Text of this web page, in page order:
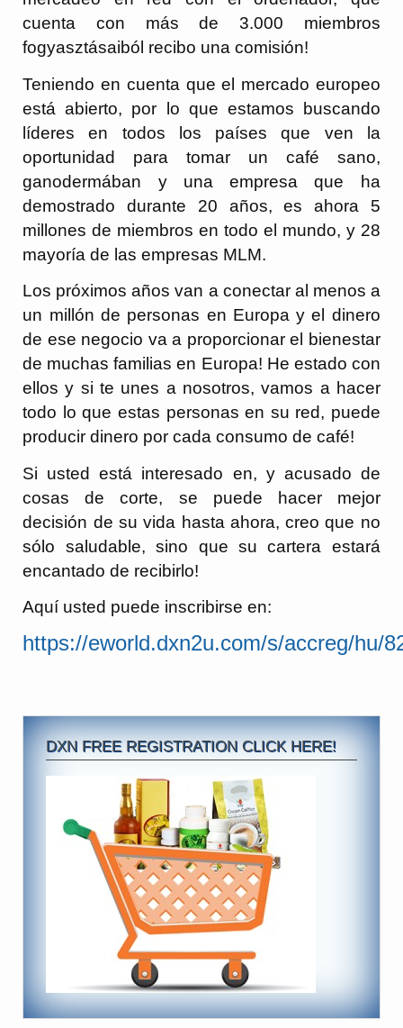
cuenta con más de 3.000 miembros
fogyasztásaiból recibo una comisión!
Teniendo en cuenta que el mercado europeo
está abierto, por lo que estamos buscando
líderes en todos los países que ven la
oportunidad para tomar un café sano,
ganodermában y una empresa que ha
demostrado durante 20 años, es ahora 5
millones de miembros en todo el mundo, y 28
mayoría de las empresas MLM.
Los próximos años van a conectar al menos a
un millón de personas en Europa y el dinero
de ese negocio va a proporcionar el bienestar
de muchas familias en Europa! He estado con
ellos y si te unes a nosotros, vamos a hacer
todo lo que estas personas en su red, puede
producir dinero por cada consumo de café!
Si usted está interesado en, y acusado de
cosas de corte, se puede hacer mejor
decisión de su vida hasta ahora, creo que no
sólo saludable, sino que su cartera estará
encantado de recibirlo!
Aquí usted puede inscribirse en:
https://eworld.dxn2u.com/s/accreg/hu/
DXN FREE REGISTRATION CLICK HERE!